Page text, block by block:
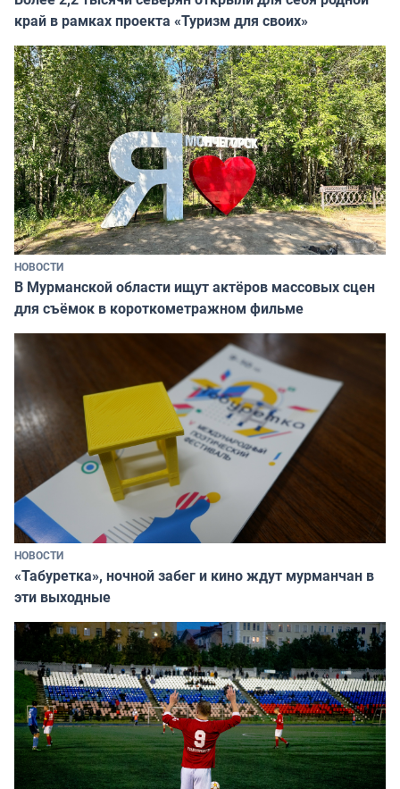
край в рамках проекта «Туризм для своих»
НОВОСТИ
В Мурманской области ищут актёров массовых сцен
для съёмок в короткометражном фильме
НОВОСТИ
«Табуретка», ночной забег и кино ждут мурманчан в
эти выходные